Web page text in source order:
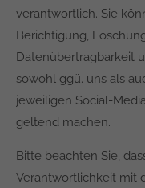
verantwortlich. Sie
Berichtigung,
Datenübertragbarkeit
sowohl ggü. uns als
jeweiligen Social-
geltend machen.
Bitte beachten Sie,
Verantwortlichkeit mit